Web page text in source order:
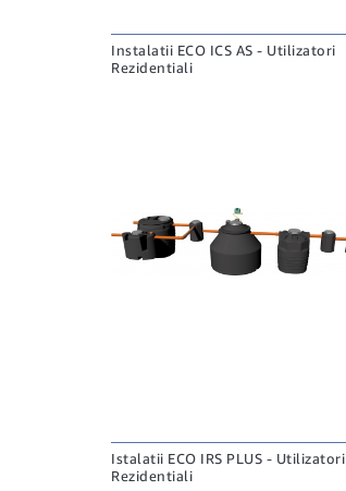
Instalatii ECO ICS AS - Utilizatori
Rezidentiali
Istalatii ECO IRS PLUS - Utilizatori
Rezidentiali